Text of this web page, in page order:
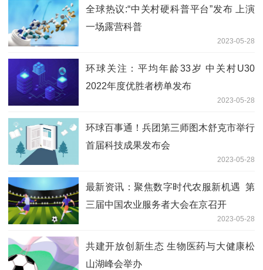
全球热议:“中关村硬科普平台”发布 上演
一场露营科普
2023-05-28
环球关注：平均年龄33岁 中关村U30
2022年度优胜者榜单发布
2023-05-28
环球百事通！兵团第三师图木舒克市举行
首届科技成果发布会
2023-05-28
最新资讯：聚焦数字时代农服新机遇 第
三届中国农业服务者大会在京召开
2023-05-28
共建开放创新生态 生物医药与大健康松
山湖峰会举办